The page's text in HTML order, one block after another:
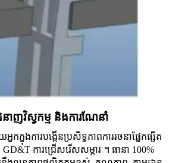
ាញវិស្វកម្ម និងការណែនាំ
នកក្នុងការបង្កើនប្រសិទ្ធភាពការរចនាផ្នែកផ្សិត
ការជ្រើសរើសសម្ភារៈ។ ធានា 100%